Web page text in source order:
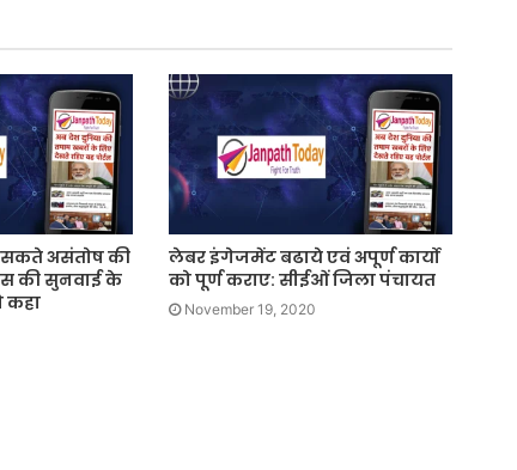
सकते असंतोष की
की सुनवाई के
कहा
लेबर इंगेजमेंट बढाये एवं अपूर्ण कार्यो
को पूर्ण कराए: सीईओं जिला पंचायत
November 19, 2020